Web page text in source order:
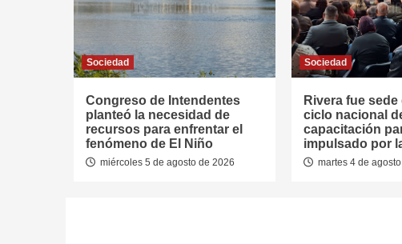
Sociedad
Congreso de Intendentes
planteó la necesidad de
recursos para enfrentar el
fenómeno de El Niño
miércoles 5 de agosto de 2026
Sociedad
Rivera fue sede
ciclo nacional
capacitación
impulsado por
martes 4 de